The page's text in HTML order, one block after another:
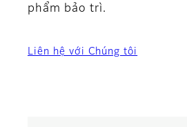
phẩm bảo trì.
Liên hệ với Chúng tôi